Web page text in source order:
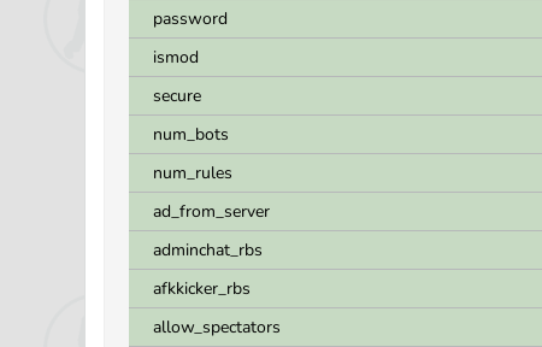
password
ismod
secure
num_bots
num_rules
ad_from_server
adminchat_rbs
afkkicker_rbs
allow_spectators